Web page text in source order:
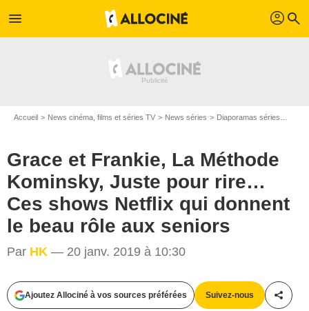
menu profil search
Accueil News cinéma, films et séries TV News séries Diaporamas séries
Grace et Frankie, La Méthode
Kominsky, Juste pour rire…
Ces shows Netflix qui donnent
le beau rôle aux seniors
Par HK — 20 janv. 2019 à 10:30
Ajoutez Allociné à vos sources préférées Suivez-nous